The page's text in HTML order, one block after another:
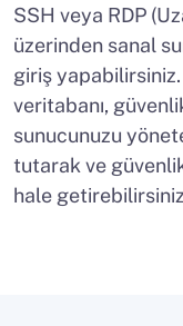
SSH veya RDP
üzerinden sanal
giriş
veritabanı,
sunucunuzu
tutarak ve
hale